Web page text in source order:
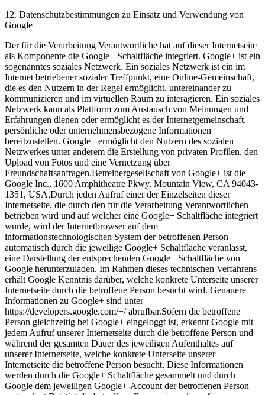
12. Datenschutzbestimmungen zu Einsatz und Verwendung von
Google+
Der für die Verarbeitung Verantwortliche hat auf dieser Internetseite
als Komponente die Google+ Schaltfläche integriert. Google+ ist ein
sogenanntes soziales Netzwerk. Ein soziales Netzwerk ist ein im
Internet betriebener sozialer Treffpunkt, eine Online-Gemeinschaft,
die es den Nutzern in der Regel ermöglicht, untereinander zu
kommunizieren und im virtuellen Raum zu interagieren. Ein soziales
Netzwerk kann als Plattform zum Austausch von Meinungen und
Erfahrungen dienen oder ermöglicht es der Internetgemeinschaft,
persönliche oder unternehmensbezogene Informationen
bereitzustellen. Google+ ermöglicht den Nutzern des sozialen
Netzwerkes unter anderem die Erstellung von privaten Profilen, den
Upload von Fotos und eine Vernetzung über
Freundschaftsanfragen.Betreibergesellschaft von Google+ ist die
Google Inc., 1600 Amphitheatre Pkwy, Mountain View, CA 94043-
1351, USA.Durch jeden Aufruf einer der Einzelseiten dieser
Internetseite, die durch den für die Verarbeitung Verantwortlichen
betrieben wird und auf welcher eine Google+ Schaltfläche integriert
wurde, wird der Internetbrowser auf dem
informationstechnologischen System der betroffenen Person
automatisch durch die jeweilige Google+ Schaltfläche veranlasst,
eine Darstellung der entsprechenden Google+ Schaltfläche von
Google herunterzuladen. Im Rahmen dieses technischen Verfahrens
erhält Google Kenntnis darüber, welche konkrete Unterseite unserer
Internetseite durch die betroffene Person besucht wird. Genauere
Informationen zu Google+ sind unter
https://developers.google.com/+/ abrufbar.Sofern die betroffene
Person gleichzeitig bei Google+ eingeloggt ist, erkennt Google mit
jedem Aufruf unserer Internetseite durch die betroffene Person und
während der gesamten Dauer des jeweiligen Aufenthaltes auf
unserer Internetseite, welche konkrete Unterseite unserer
Internetseite die betroffene Person besucht. Diese Informationen
werden durch die Google+ Schaltfläche gesammelt und durch
Google dem jeweiligen Google+-Account der betroffenen Person